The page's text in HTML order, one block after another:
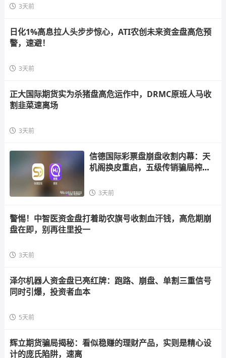
3天前
日化1%高息拉人头步步惊心，ATI农创未来资金盘高危预
警，速避！
3天前
正大国际期货实为杀猪盘高危运作中，DRMC原班人马收
割韭菜速离场
3天前
信德国际彩票盘崩盘收割内幕：天
机阁换皮重启，五级传销骗局榨干
3天前
警惕！中智医资金盘打着助农旗号收割血汗钱，高危期崩
盘在即，别再往里投一
3天前
泽尔机器人资金盘已亮红牌：跑路、崩盘、单割三重信号
同时引爆，投资者血本
5天前
辉立期货骗局揭秘：看似稳赚的理财产品，实则是精心设
计的庞氏陷阱，速离